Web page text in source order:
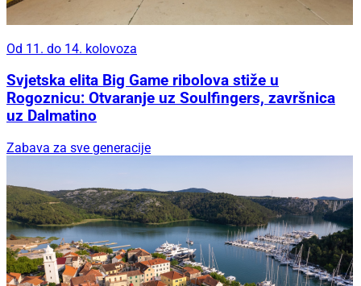
Od 11. do 14. kolovoza
Svjetska elita Big Game ribolova stiže u
Rogoznicu: Otvaranje uz Soulfingers, završnica
uz Dalmatino
Zabava za sve generacije